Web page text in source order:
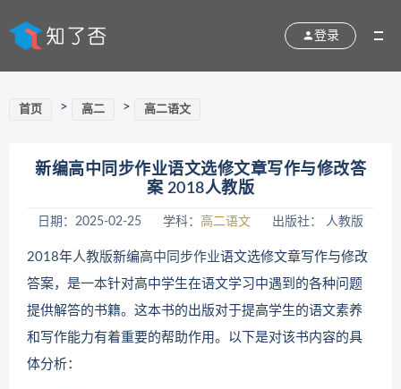
登录
首页 > 高二 > 高二语文
新编高中同步作业语文选修文章写作与修改答
案 2018人教版
日期：2025-02-25 学科： 高二语文 出版社： 人教版
2018年人教版新编高中同步作业语文选修文章写作与修改
答案，是一本针对高中学生在语文学习中遇到的各种问题
提供解答的书籍。这本书的出版对于提高学生的语文素养
和写作能力有着重要的帮助作用。以下是对该书内容的具
体分析：